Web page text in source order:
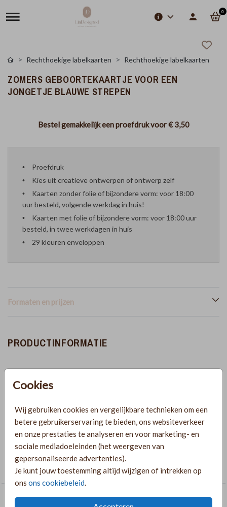
0
Cookies
Wij gebruiken cookies en vergelijkbare technieken om een
betere gebruikerservaring te bieden, ons websiteverkeer
en onze prestaties te analyseren en voor marketing- en
sociale mediadoeleinden (het weergeven van
gepersonaliseerde advertenties).
Je kunt jouw toestemming altijd wijzigen of intrekken op
ons ons cookiebeleid.
Rechthoekige labelkaarten Rechthoekige labelkaarten
ZOMERS GEBOORTEKAARTJE VOOR EEN
JONGETJE BLAUWE STREPEN
Bestel gemakkelijk een proefdruk voor€ 3,50
Proefdruk
Kies uit creatieve ontwerpen of ontwerp zelf
Kaarten zonder folie of bijzondere vorm: voor 18:00
uur besteld, volgende werkdag in huis!
Kaarten met folie of bijzondere vorm: voor 18:00 uur
besteld, in twee werkdagen in huis
29 kleuren enveloppen
Formaten en prijzen
PRODUCTINFORMATIE
Zomers geboortekaartje voor een jongetje met blauwe
wordt geleverd zonder de paperclip, deze kan je wel mee
bestellen.
COLLECTIE
Rechthoekige labelkaarten
AANBEVOLEN